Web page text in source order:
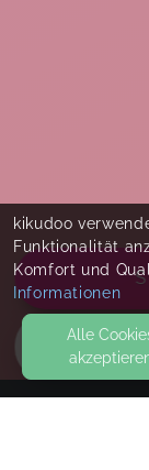
kikudoo
Funktionalität
Komfort und
Informationen
Alle